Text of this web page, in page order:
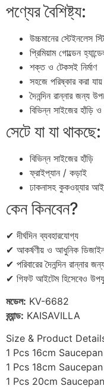
পণ্যের বৈশিষ্ট্য:
উচ্চমানের স্টেইনলেস
প্রিমিয়াম গোল্ডেন
শক্ত ও টেকসই নির্মাণ
সহজে পরিষ্কার করা যায়
দৈনন্দিন রান্নার জন্য
বিভিন্ন সাইজের হাঁড়ি
সেটে যা যা থাকছে:
বিভিন্ন সাইজের হাঁড়ি
ফ্রাইপ্যান / কড়াই
ঢাকনাসহ কুকওয়্যার
কেন কিনবেন?
✔ দীর্ঘদিন ব্যবহারযোগ্য
✔ আকর্ষণীয় ও আধুনিক
✔ পরিবারের দৈনন্দিন রান্নার
✔ গিফট আইটেম হিসেবেও
মডেল: KV-6682
ব্র্যান্ড: KAISAVILLA
Size & Product
1 Pcs 16cm
1 Pcs 18cm
1 Pcs 20cm